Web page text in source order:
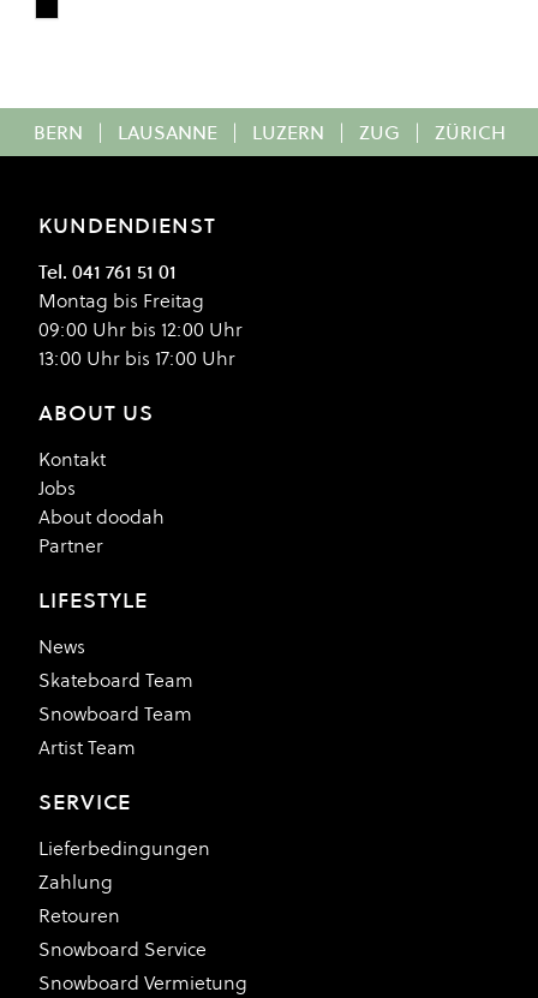
Colour
Black
BERN | LAUSANNE | LUZERN | ZUG | ZÜRICH
KUNDENDIENST
Tel. 041 761 51 01
Montag bis Freitag
09:00 Uhr bis 12:00 Uhr
13:00 Uhr bis 17:00 Uhr
ABOUT US
Kontakt
Jobs
About doodah
Partner
LIFESTYLE
News
Skateboard Team
Snowboard Team
Artist Team
SERVICE
Lieferbedingungen
Zahlung
Retouren
Snowboard Service
Snowboard Vermietung